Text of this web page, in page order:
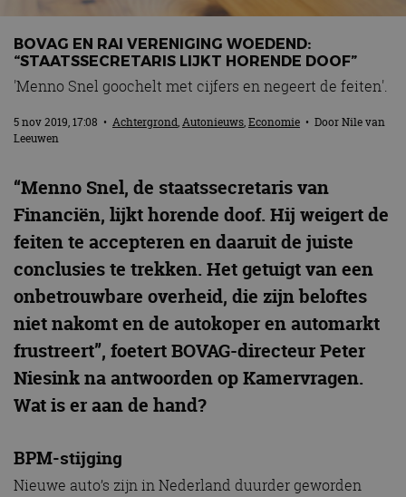
MotorRAI.nl
BOVAG EN RAI VERENIGING WOEDEND:
“STAATSSECRETARIS LIJKT HORENDE DOOF”
'Menno Snel goochelt met cijfers en negeert de feiten'.
5 nov 2019, 17:08 • Achtergrond,Autonieuws,Economie • DoorNile van
Leeuwen
“Menno Snel, de staatssecretaris van
Financiën, lijkt horende doof. Hij weigert de
feiten te accepteren en daaruit de juiste
conclusies te trekken. Het getuigt van een
onbetrouwbare overheid, die zijn beloftes
niet nakomt en de autokoper en automarkt
frustreert”, foetert BOVAG-directeur Peter
Niesink na antwoorden op Kamervragen.
Wat is er aan de hand?
BPM-stijging
Nieuwe auto’s zijn in Nederland duurder geworden